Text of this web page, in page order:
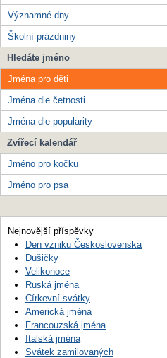
Významné dny
Školní prázdniny
Hledáte jméno
Jména pro děti
Jména dle četnosti
Jména dle popularity
Zvířecí kalendář
Jméno pro kočku
Jméno pro psa
Nejnovější příspěvky
Den vzniku Československa
Dušičky
Velikonoce
Ruská jména
Církevní svátky
Americká jména
Francouzská jména
Italská jména
Svátek zamilovaných